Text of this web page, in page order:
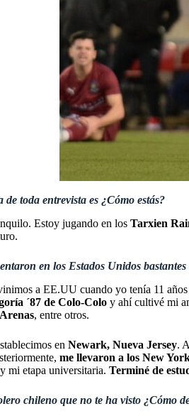
toda entrevista es ¿Cómo estás?
Estoy jugando en los Tarxien
en los Estados Unidos
a EE.UU cuando yo tenía 11
´87 de Colo-Colo y ahí cultivé mi
, entre otros.
en Newark, Nueva Jersey.
me llevaron a los New
mi etapa universitaria. Terminé de
chileno que no te ha visto ¿Cómo